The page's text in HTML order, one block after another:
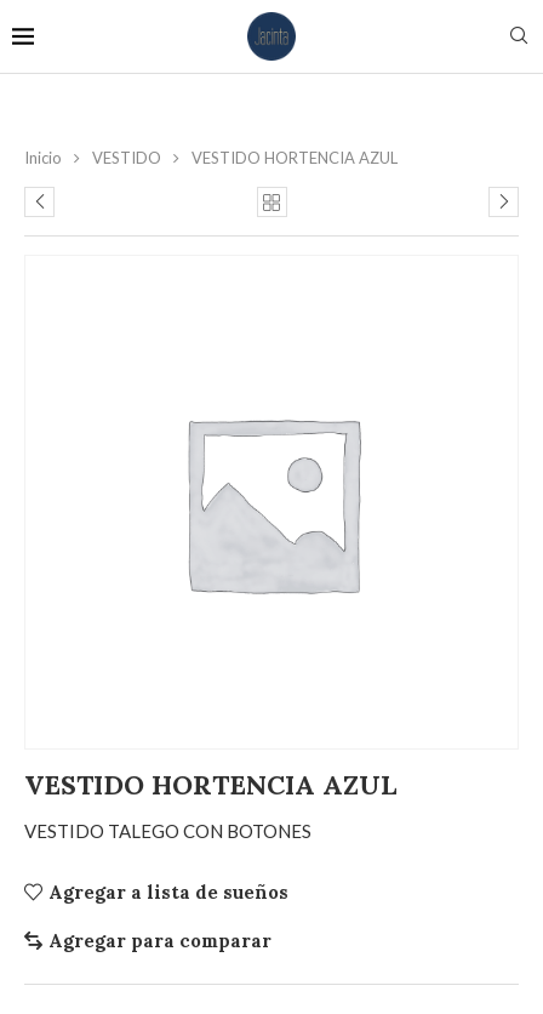
Inicio VESTIDO VESTIDO HORTENCIA AZUL
VESTIDO HORTENCIA AZUL
VESTIDO TALEGO CON BOTONES
Agregar a lista de sueños
Agregar para comparar